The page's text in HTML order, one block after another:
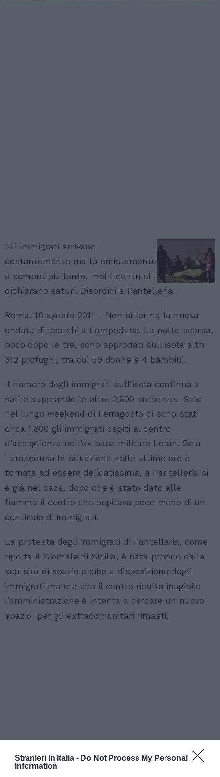
Stranieri in Italia - Do Not Process My Personal
Information
Gli immigrati arrivano
costantemente ma lo smistamento
è sempre più lento, molti centri si
dichiarano saturi. Disordini a Pantelleria.
Roma, 18 agosto 2011 – Non si ferma la nuova
ondata di sbarchi a Lampedusa. La notte scorsa,
poco dopo le tre, sono approdati sull’isola altri
312 profughi, tra cui 59 donne e 4 bambini.
Il numero degli immigrati sull’isola continua a
salire superando le oltre 2.600 presenze. Solo
nel lungo weekend di Ferragosto ci sono stati
circa 1.800 gli immigrati ospiti al centro
d’accoglienza nell’ex base militare Loran. Se a
Lampedusa la situazione nelle ultime ore è
tornata ad essere delicatissima, a Pantelleria si
è già nel caos, dopo che è stato dato alle
fiamme il centro che ospitava poco meno di un
centinaio di immigrati.
La protesta degli immigrati di Pantelleria, come
riporta il Giornale di Sicilia, è nata proprio dalla
scarsità di spazio e cibo a disposizione degli
immigrati ma ora che il centro risulta inagibile
l’amministrazione è intenta a cercare un nuovo
spazio per gli extracomunitari rimasti.